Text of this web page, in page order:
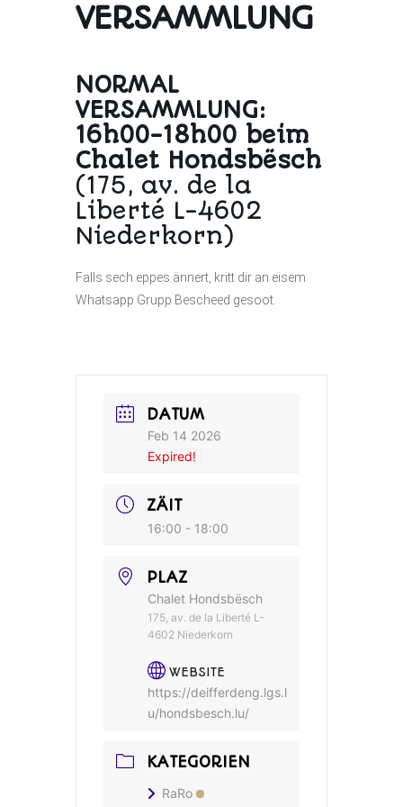
VERSAMMLUNG
NORMAL
VERSAMMLUNG:
16h00-18h00 beim
Chalet Hondsbësch
(175, av. de la
Liberté L-4602
Niederkorn)
Falls sech eppes ännert, kritt dir an eisem
Whatsapp Grupp Bescheed gesoot.
DATUM
Feb 14 2026
Expired!
ZÄIT
16:00 - 18:00
PLAZ
Chalet Hondsbësch
175, av. de la Liberté L-
4602 Niederkorn
WEBSITE
https://deifferdeng.lgs.l
u/hondsbesch.lu/
KATEGORIEN
RaRo